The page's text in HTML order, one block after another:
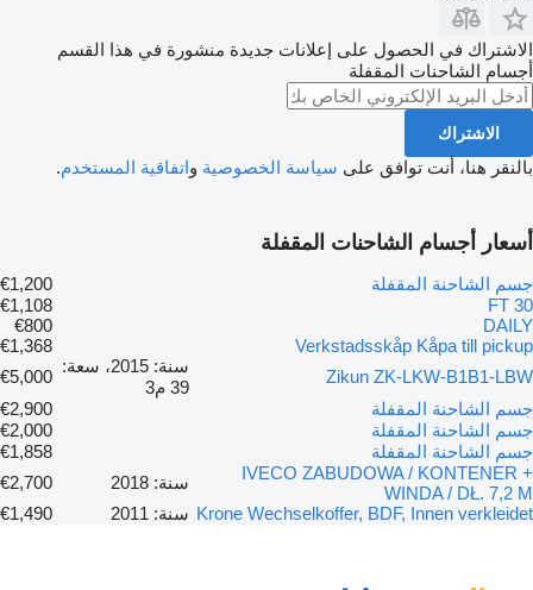
الاشتراك في الحصول على إعلانات جديدة منشورة في هذا القسم
أجسام الشاحنات المقفلة
الاشتراك
بالنقر هنا، أنت توافق على سياسة الخصوصية واتفاقية المستخدم.
أسعار أجسام الشاحنات المقفلة
جسم الشاحنة المقفلة
€1,200
30 FT
€1,108
DAILY
€800
Verkstadsskåp Kåpa till pickup
€1,368
Zikun ZK-LKW-B1B1-LBW
سنة: 2015، سعة:
39 م3
€5,000
جسم الشاحنة المقفلة
€2,900
جسم الشاحنة المقفلة
€2,000
جسم الشاحنة المقفلة
€1,858
IVECO ZABUDOWA / KONTENER +
WINDA / DŁ. 7,2 M
سنة: 2018
€2,700
Krone Wechselkoffer, BDF, Innen verkleidet سنة: 2011 €1,490